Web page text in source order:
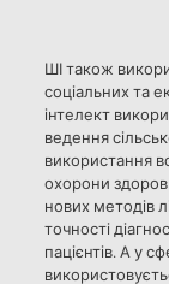
ШІ також
соціальних та
інтелект
ведення
використання
охорони
нових методів
точності
пацієнтів. А у